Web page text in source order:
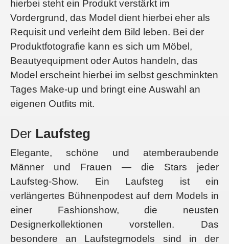
hierbei steht ein Produkt verstärkt im
Vordergrund, das Model dient hierbei eher als
Requisit und verleiht dem Bild leben. Bei der
Produktfotografie kann es sich um Möbel,
Beautyequipment oder Autos handeln, das
Model erscheint hierbei im selbst geschminkten
Tages Make-up und bringt eine Auswahl an
eigenen Outfits mit.
Der Laufsteg
Elegante, schöne und atemberaubende
Männer und Frauen — die Stars jeder
Laufsteg-Show. Ein Laufsteg ist ein
verlängertes Bühnenpodest auf dem Models in
einer Fashionshow, die neusten
Designerkollektionen vorstellen. Das
besondere an Laufstegmodels sind in der